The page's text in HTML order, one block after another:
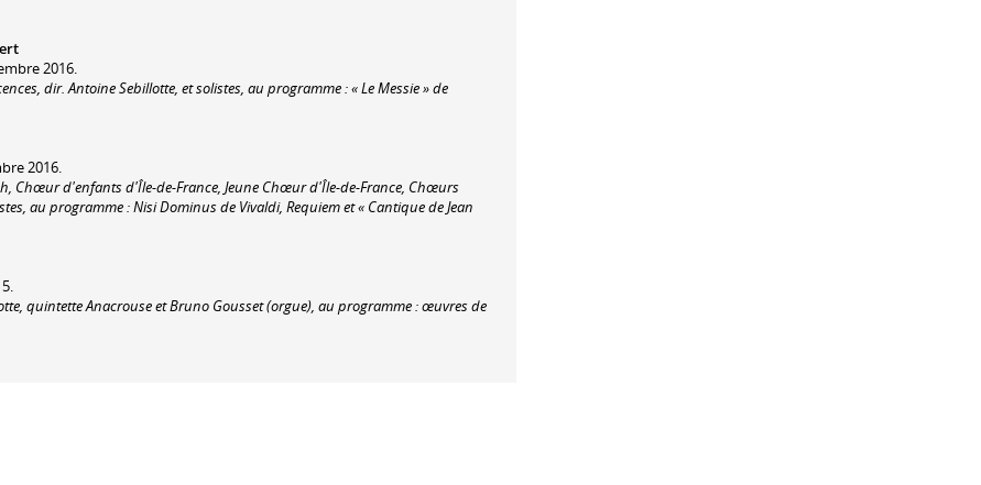
2016.
dir. Antoine Sebillotte, et solistes, au programme : « Le Messie » de
2016.
Chœur d'enfants d'Île-de-France, Jeune Chœur d'Île-de-France, Chœurs
au programme : Nisi Dominus de Vivaldi, Requiem et « Cantique de Jean
quintette Anacrouse et Bruno Gousset (orgue), au programme : œuvres de